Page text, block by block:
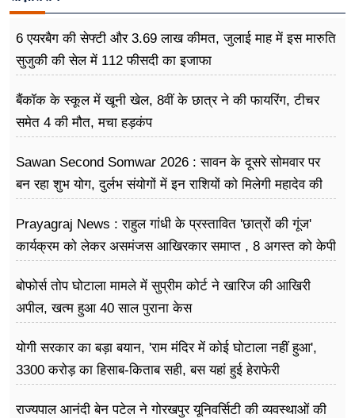
6 एयरबैग की सेफ्टी और 3.69 लाख कीमत, जुलाई माह में इस मारुति
सुजुकी की सेल में 112 फीसदी का इजाफा
बैंकॉक के स्कूल में खूनी खेल, 8वीं के छात्र ने की फायरिंग, टीचर
समेत 4 की मौत, मचा हड़कंप
Sawan Second Somwar 2026 : सावन के दूसरे सोमवार पर
बन रहा शुभ योग, दुर्लभ संयोगों में इन राशियों को मिलेगी महादेव की
Prayagraj News : राहुल गांधी के प्रस्तावित 'छात्रों की गूंज'
कार्यक्रम को लेकर असमंजस आखिरकार समाप्त , 8 अगस्त को केपी
बोफोर्स तोप घोटाला मामले में सुप्रीम कोर्ट ने खारिज की आखिरी
अपील, खत्म हुआ 40 साल पुराना केस
योगी सरकार का बड़ा बयान, 'राम मंदिर में कोई घोटाला नहीं हुआ',
3300 करोड़ का हिसाब-किताब सही, बस यहां हुई हेराफेरी
राज्यपाल आनंदी बेन पटेल ने गोरखपुर यूनिवर्सिटी की व्यवस्थाओं की